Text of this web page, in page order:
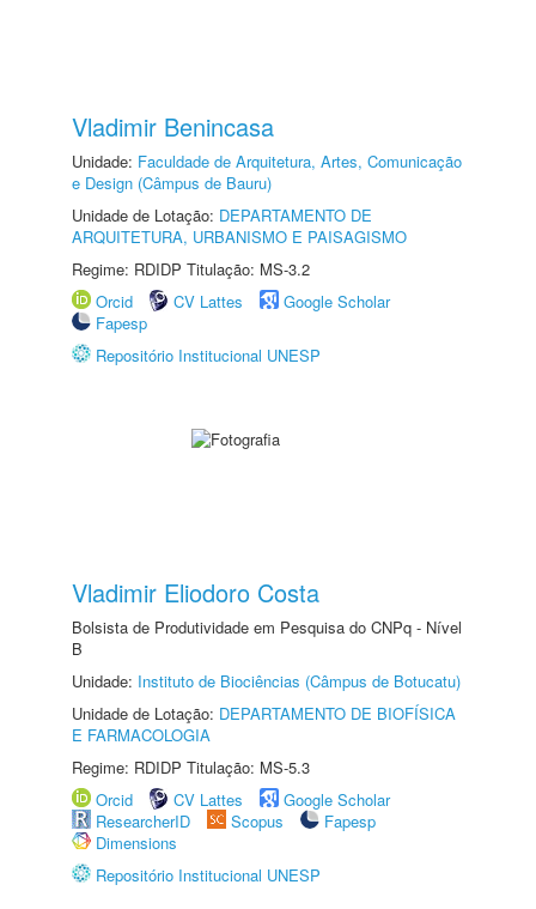
Vladimir Benincasa
Unidade: Faculdade de Arquitetura, Artes, Comunicação
e Design (Câmpus de Bauru)
Unidade de Lotação: DEPARTAMENTO DE
ARQUITETURA, URBANISMO E PAISAGISMO
Regime: RDIDP Titulação: MS-3.2
Orcid
CV Lattes
Google Scholar
Fapesp
Repositório Institucional UNESP
Vladimir Eliodoro Costa
Bolsista de Produtividade em Pesquisa do CNPq - Nível
B
Unidade: Instituto de Biociências (Câmpus de Botucatu)
Unidade de Lotação: DEPARTAMENTO DE BIOFÍSICA
E FARMACOLOGIA
Regime: RDIDP Titulação: MS-5.3
Orcid
CV Lattes
Google Scholar
ResearcherID
Scopus
Fapesp
Dimensions
Repositório Institucional UNESP